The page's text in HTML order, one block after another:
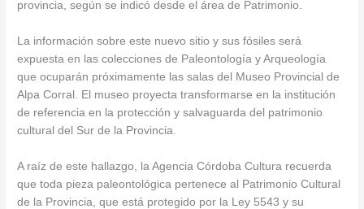
provincia, según se indicó desde el área de Patrimonio.
La información sobre este nuevo sitio y sus fósiles será
expuesta en las colecciones de Paleontología y Arqueología
que ocuparán próximamente las salas del Museo Provincial de
Alpa Corral. El museo proyecta transformarse en la institución
de referencia en la protección y salvaguarda del patrimonio
cultural del Sur de la Provincia.
A raíz de este hallazgo, la Agencia Córdoba Cultura recuerda
que toda pieza paleontológica pertenece al Patrimonio Cultural
de la Provincia, que está protegido por la Ley 5543 y su